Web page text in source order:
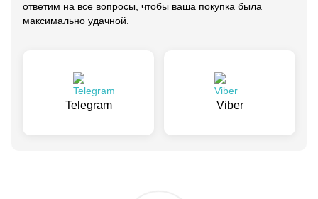
ответим на все вопросы, чтобы ваша покупка была
максимально удачной.
Telegram Viber